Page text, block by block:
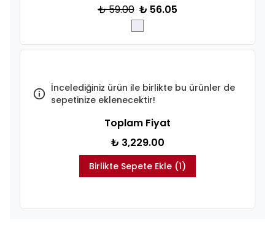
₺ 59.00 ₺ 56.05
İncelediğiniz ürün ile birlikte bu ürünler de
sepetinize eklenecektir!
Toplam Fiyat
₺ 3,229.00
Birlikte Sepete Ekle (1)